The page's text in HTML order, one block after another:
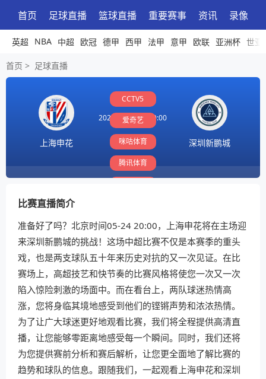
首页 足球直播 篮球直播 重要赛事 资讯 录像
英超 NBA 中超 欧冠 德甲 西甲 法甲 意甲 欧联 亚洲杯 世亚
首页 > 足球直播
上海申花
CCTV5
爱奇艺
咪咕体育
腾讯体育
2026-05-24 20:00:00
深圳新鹏城
比赛直播简介
准备好了吗？北京时间05-24 20:00，上海申花将在主场迎
来深圳新鹏城的挑战！这场中超比赛不仅是本赛季的重头
戏，也是两支球队五十年来历史对抗的又一次见证。在比
赛场上，高超技艺和快节奏的比赛风格将使您一次又一次
陷入惊险刺激的场面中。而在看台上，两队球迷热情高
涨，您将身临其境地感受到他们的铿锵声势和浓浓热情。
为了让广大球迷更好地观看比赛，我们将全程提供高清直
播，让您能够零距离地感受每一个瞬间。同时，我们还将
为您提供赛前分析和赛后解析，让您更全面地了解比赛的
趋势和球队的信息。跟随我们，一起观看上海申花和深圳